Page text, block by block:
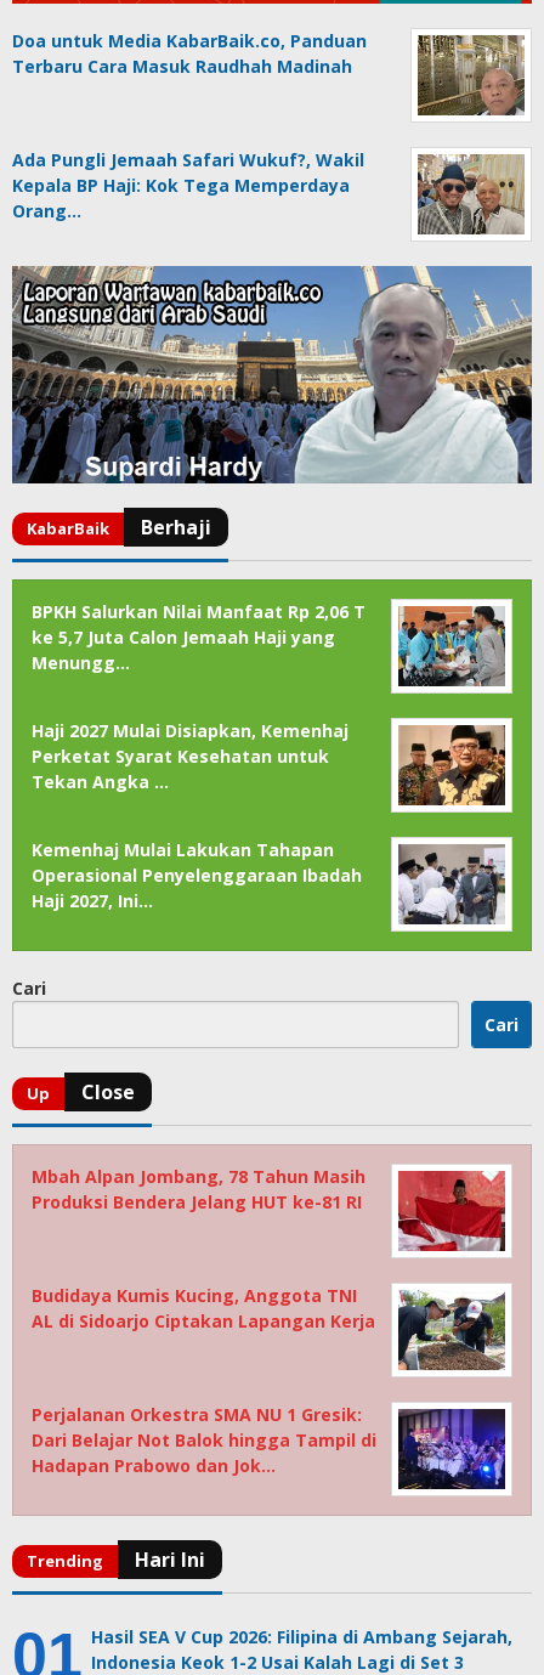
Doa untuk Media KabarBaik.co, Panduan
Terbaru Cara Masuk Raudhah Madinah
Ada Pungli Jemaah Safari Wukuf?, Wakil
Kepala BP Haji: Kok Tega Memperdaya
Orang…
BPKH Salurkan Nilai Manfaat Rp 2,06 T
ke 5,7 Juta Calon Jemaah Haji yang
Menungg…
Haji 2027 Mulai Disiapkan, Kemenhaj
Perketat Syarat Kesehatan untuk
Tekan Angka …
Kemenhaj Mulai Lakukan Tahapan
Operasional Penyelenggaraan Ibadah
Haji 2027, Ini…
Cari
Cari
Mbah Alpan Jombang, 78 Tahun Masih
Produksi Bendera Jelang HUT ke-81 RI
Budidaya Kumis Kucing, Anggota TNI
AL di Sidoarjo Ciptakan Lapangan Kerja
Perjalanan Orkestra SMA NU 1 Gresik:
Dari Belajar Not Balok hingga Tampil di
Hadapan Prabowo dan Jok…
Hasil SEA V Cup 2026: Filipina di Ambang Sejarah,
Indonesia Keok 1-2 Usai Kalah Lagi di Set 3